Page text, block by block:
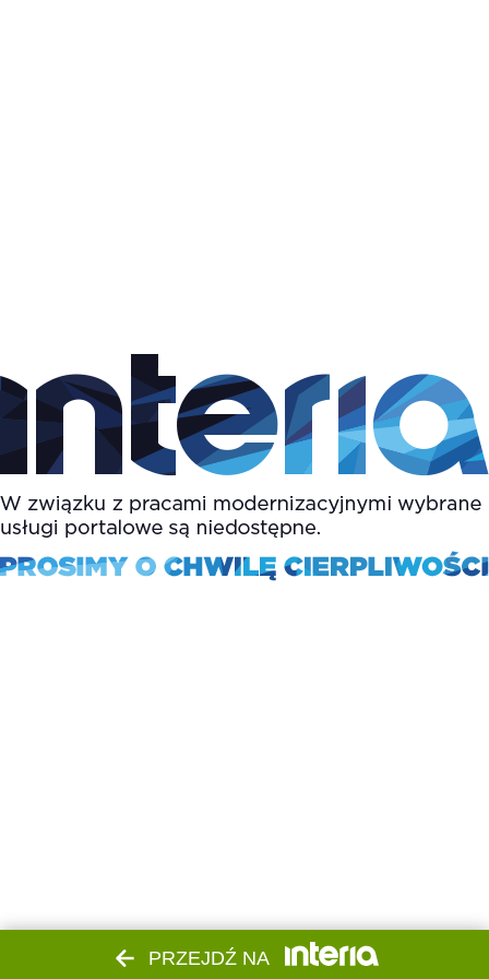
PRZEJDŹ NA